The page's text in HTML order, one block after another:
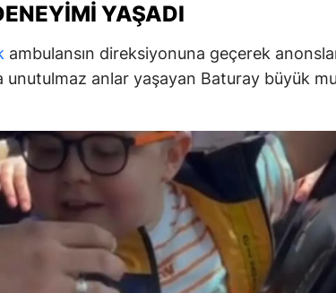
İstanbul
İzmir
Kastamonu
Kayseri
Kırklareli
Kırşehir
Kocaeli
YAŞADI
ambulansın direksiyonuna geçerek
unutulmaz anlar yaşayan Baturay büyük